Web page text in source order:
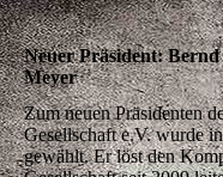
Neuer Präsident:
Meyer
Zum neuen Präsidenten
Gesellschaft e.V. wurde
gewählt. Er löst den